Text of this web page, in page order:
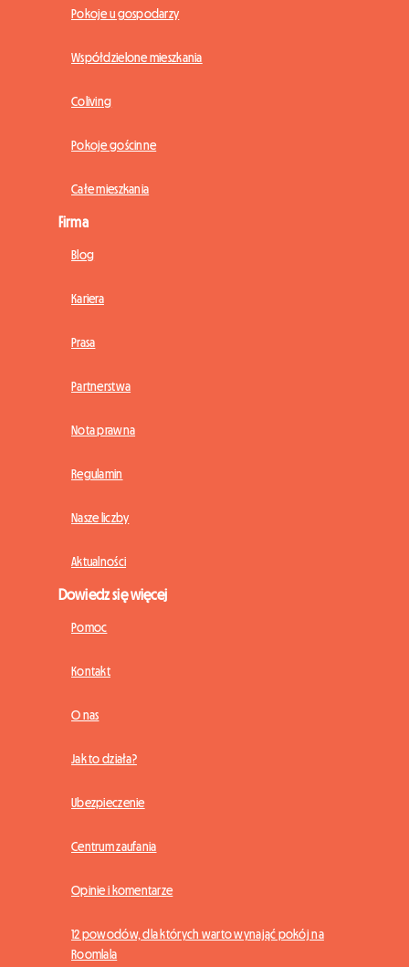
Pokoje u gospodarzy
Współdzielone mieszkania
Coliving
Pokoje gościnne
Całe mieszkania
Firma
Blog
Kariera
Prasa
Partnerstwa
Nota prawna
Regulamin
Nasze liczby
Aktualności
Dowiedz się więcej
Pomoc
Kontakt
O nas
Jak to działa?
Ubezpieczenie
Centrum zaufania
Opinie i komentarze
12 powodów, dla których warto wynająć pokój na
Roomlala